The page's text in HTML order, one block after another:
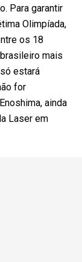
Para garantir
Olimpíada,
os 18
mais
estará
for
ainda
Laser em